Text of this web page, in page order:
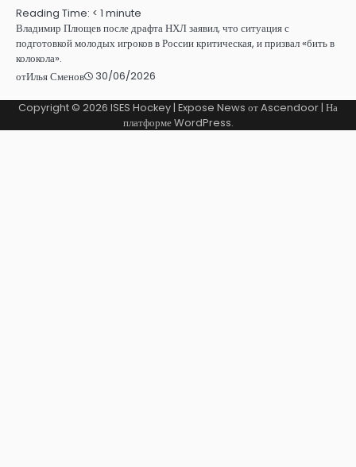
Reading Time: < 1 minute
Владимир Плющев после драфта НХЛ заявил, что ситуация с
подготовкой молодых игроков в России критическая, и призвал «бить в
колокола».
отИлья Сменов 30/06/2026
Copyright © 2026 ISES Hockey| Expose News отAscendoor| На
платформеWordPress.